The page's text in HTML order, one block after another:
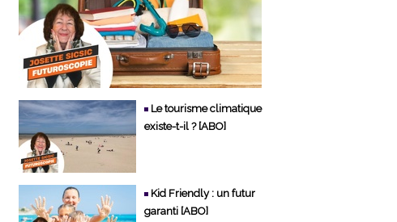
Le tourisme climatique
existe-t-il ? [ABO]
Kid Friendly : un futur
garanti [ABO]